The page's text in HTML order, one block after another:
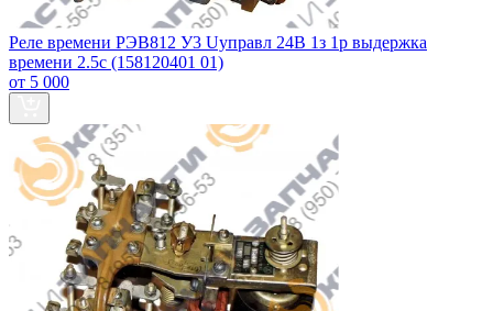
Реле времени РЭВ812 У3 Uуправл 24В 1з 1р выдержка
времени 2.5с (158120401 01)
от 5 000